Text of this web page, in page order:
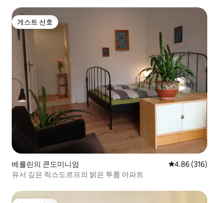
게스트 선호
게스트 선호
베를린의 콘도미니엄 평점 4.86점(5
4.86 (316)
유서 깊은 릭스도르프의 밝은 투룸 아파트